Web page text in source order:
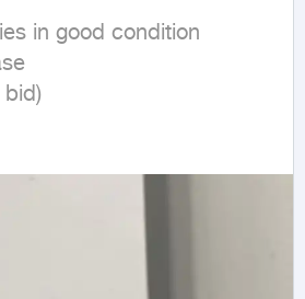
in good condition
bid)